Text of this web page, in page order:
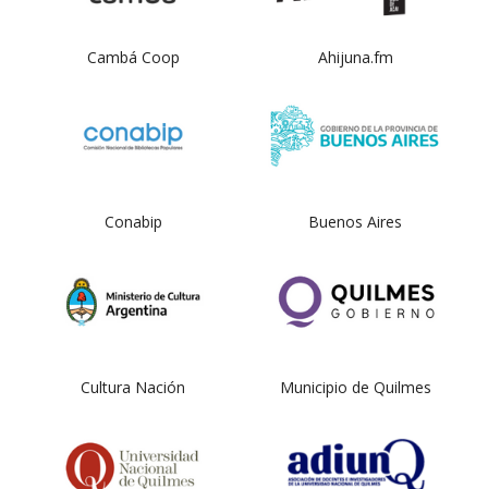
Cambá Coop Ahijuna.fm
Conabip Buenos Aires
Cultura Nación Municipio de Quilmes